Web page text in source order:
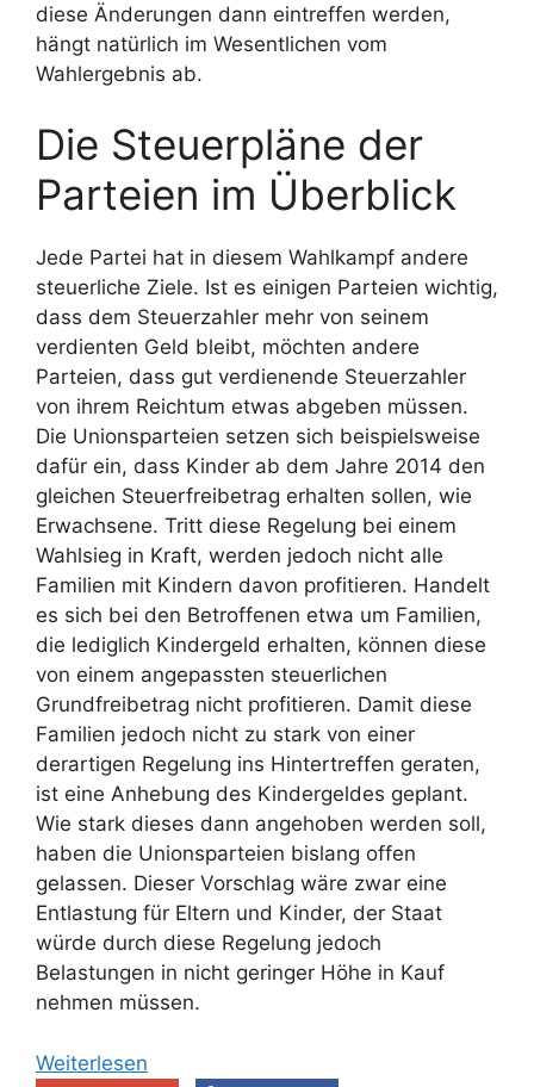
diese Änderungen dann eintreffen werden,
hängt natürlich im Wesentlichen vom
Wahlergebnis ab.
Die Steuerpläne der
Parteien im Überblick
Jede Partei hat in diesem Wahlkampf andere
steuerliche Ziele. Ist es einigen Parteien wichtig,
dass dem Steuerzahler mehr von seinem
verdienten Geld bleibt, möchten andere
Parteien, dass gut verdienende Steuerzahler
von ihrem Reichtum etwas abgeben müssen.
Die Unionsparteien setzen sich beispielsweise
dafür ein, dass Kinder ab dem Jahre 2014 den
gleichen Steuerfreibetrag erhalten sollen, wie
Erwachsene. Tritt diese Regelung bei einem
Wahlsieg in Kraft, werden jedoch nicht alle
Familien mit Kindern davon profitieren. Handelt
es sich bei den Betroffenen etwa um Familien,
die lediglich Kindergeld erhalten, können diese
von einem angepassten steuerlichen
Grundfreibetrag nicht profitieren. Damit diese
Familien jedoch nicht zu stark von einer
derartigen Regelung ins Hintertreffen geraten,
ist eine Anhebung des Kindergeldes geplant.
Wie stark dieses dann angehoben werden soll,
haben die Unionsparteien bislang offen
gelassen. Dieser Vorschlag wäre zwar eine
Entlastung für Eltern und Kinder, der Staat
würde durch diese Regelung jedoch
Belastungen in nicht geringer Höhe in Kauf
nehmen müssen.
Weiterlesen